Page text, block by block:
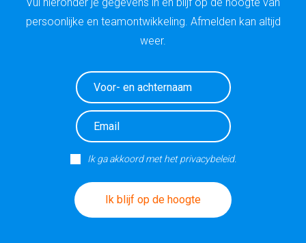
persoonlijke en teamontwikkeling. Afmelden kan altijd
weer.
Ik ga akkoord met het privacybeleid.
Ik blijf op de hoogte